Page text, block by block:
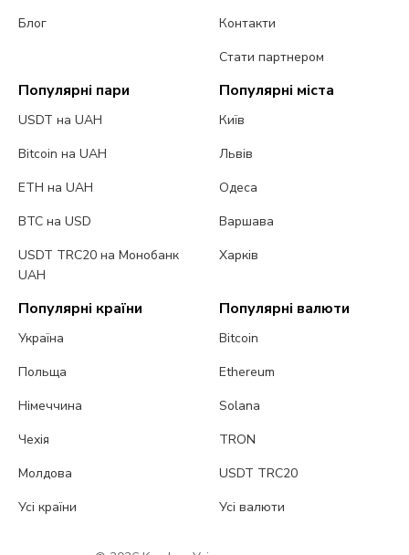
Блог
Контакти
Стати партнером
Популярні пари
USDT на UAH
Bitcoin на UAH
ETH на UAH
BTC на USD
USDT TRC20 на Монобанк
UAH
Популярні міста
Київ
Львів
Одеса
Варшава
Харків
Популярні країни
Україна
Польща
Німеччина
Чехія
Молдова
Усі країни
Популярні валюти
Bitcoin
Ethereum
Solana
TRON
USDT TRC20
Усі валюти